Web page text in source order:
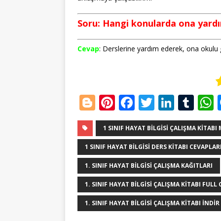
Soru: Hangi konularda ona
Cevap: Derslerine yardım ederek, ona okulu
Bl
o
g
g
e
r
Pi
n
te
r
e
st
F
a
c
e
b
o
o
k
T
w
it
te
r
Li
n
k
e
dI
n
T
u
m
bl
r
s
1 SINIF HAYAT BILGISI ÇALIŞMA KITABI
1 SINIF HAYAT BILGISI DERS KITABI
1. SINIF HAYAT BILGISI ÇALIŞMA KAĞITLARI
1. SINIF HAYAT BILGISI ÇALIŞMA KITABI FULL
1. SINIF HAYAT BILGISI ÇALIŞMA KITABI INDIR